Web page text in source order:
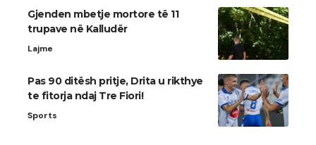
Gjenden mbetje mortore të 11
trupave në Kalludër
Lajme
Pas 90 ditësh pritje, Drita u rikthye
te fitorja ndaj Tre Fiori!
Sports